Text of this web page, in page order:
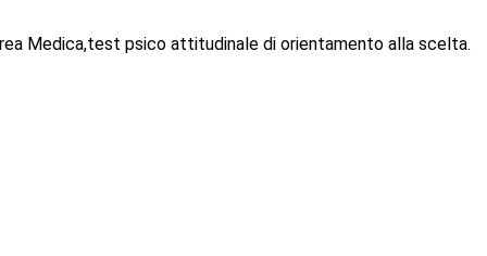
Medica,test psico attitudinale di orientamento alla scelta.